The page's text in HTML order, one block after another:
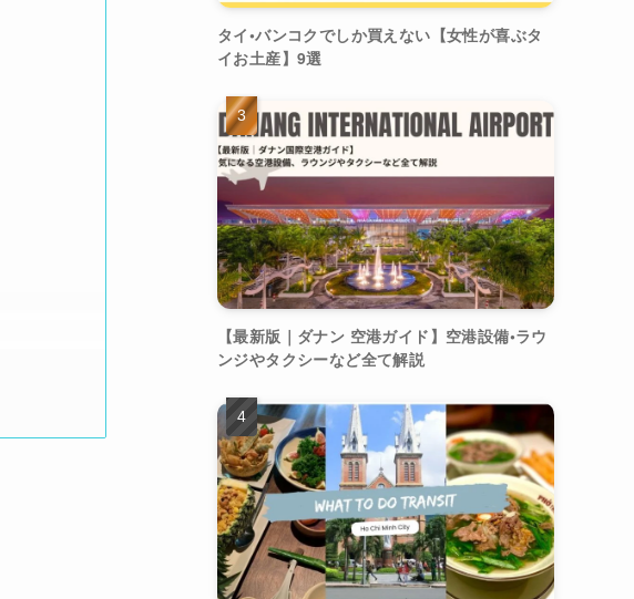
タイ•バンコクでしか買えない【女性が喜ぶタ
イお土産】9選
【最新版｜ダナン 空港ガイド】空港設備•ラウ
ンジやタクシーなど全て解説